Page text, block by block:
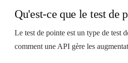
Qu'est-ce que le test de
Le test de pointe est un type de test
comment une API gère les